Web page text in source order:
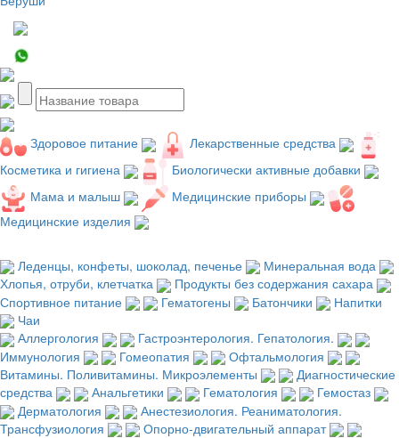
Здоровое питание
Лекарственные средства
Косметика и гигиена
Биологически активные добавки
Мама и малыш
Медицинские приборы
Медицинские изделия
Леденцы, конфеты, шоколад, печенье
Минеральная вода
Хлопья, отруби, клетчатка
Продукты без содержания сахара
Спортивное питание
Гематогены Батончики
Напитки
Чаи
Аллергология
Гастроэнтерология. Гепатология.
Иммунология
Гомеопатия
Офтальмология
Витамины. Поливитамины. Микроэлементы
Диагностические
средства
Анальгетики Гематология
Гемостаз
Дерматология
Анестезиология. Реаниматология.
Трансфузиология
Опорно-двигательный аппарат